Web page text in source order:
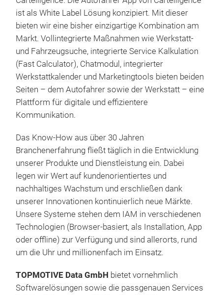
ist als White Label Lösung konzipiert. Mit dieser
bieten wir eine bisher einzigartige Kombination am
Markt. Vollintegrierte Maßnahmen wie Werkstatt-
und Fahrzeugsuche, integrierte Service Kalkulation
(Fast Calculator), Chatmodul, integrierter
Werkstattkalender und Marketingtools bieten beiden
Seiten – dem Autofahrer sowie der Werkstatt – eine
Plattform für digitale und effizientere
Kommunikation.
Das Know-How aus über 30 Jahren
Branchenerfahrung fließt täglich in die Entwicklung
unserer Produkte und Dienstleistung ein. Dabei
legen wir Wert auf kundenorientiertes und
nachhaltiges Wachstum und erschließen dank
unserer Innovationen kontinuierlich neue Märkte.
Unsere Systeme stehen dem IAM in verschiedenen
Technologien (Browser-basiert, als Installation, App
oder offline) zur Verfügung und sind allerorts, rund
um die Uhr und millionenfach im Einsatz.
TOPMOTIVE Data GmbH bietet vornehmlich
Softwarelösungen sowie die passgenauen Services